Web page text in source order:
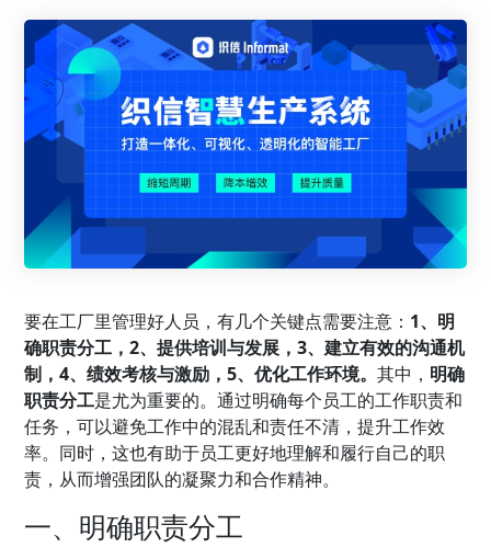
要在工厂里管理好人员，有几个关键点需要注意： 1、明
确职责分工，2、提供培训与发展，3、建立有效的沟通机
制，4、绩效考核与激励，5、优化工作环境。其中， 明确
职责分工是尤为重要的。通过明确每个员工的工作职责和
任务，可以避免工作中的混乱和责任不清，提升工作效
率。同时，这也有助于员工更好地理解和履行自己的职
责，从而增强团队的凝聚力和合作精神。
一、明确职责分工